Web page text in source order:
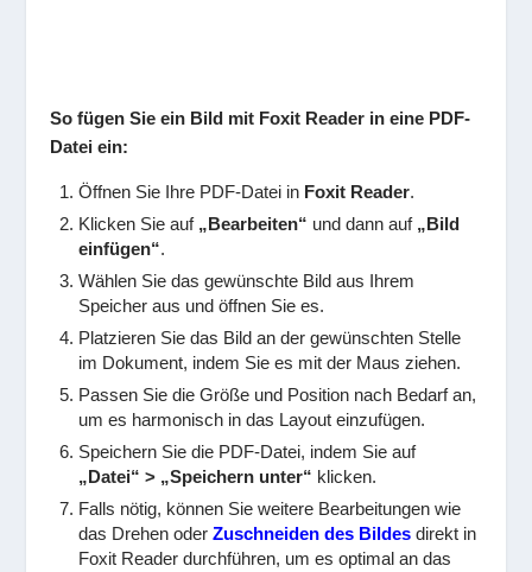
So fügen Sie ein Bild mit Foxit Reader in eine PDF-
Datei ein:
Öffnen Sie Ihre PDF-Datei in Foxit Reader.
Klicken Sie auf „Bearbeiten“ und dann auf „Bild
einfügen“.
Wählen Sie das gewünschte Bild aus Ihrem
Speicher aus und öffnen Sie es.
Platzieren Sie das Bild an der gewünschten Stelle
im Dokument, indem Sie es mit der Maus ziehen.
Passen Sie die Größe und Position nach Bedarf an,
um es harmonisch in das Layout einzufügen.
Speichern Sie die PDF-Datei, indem Sie auf
„Datei“ > „Speichern unter“ klicken.
Falls nötig, können Sie weitere Bearbeitungen wie
das Drehen oderZuschneiden des Bildes direkt in
Foxit Reader durchführen, um es optimal an das